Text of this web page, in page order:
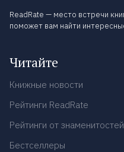
ReadRate — место встречи
поможет вам найти
Читайте
Книжные новости
Рейтинги ReadRate
Рейтинги от знаменитостей
Бестселлеры